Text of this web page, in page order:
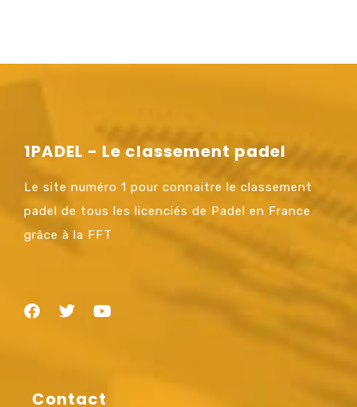
1PADEL - Le classement padel
Le site numéro 1 pour connaitre le classement
padel de tous les licenciés de Padel en France
grâce à la FFT
Contact